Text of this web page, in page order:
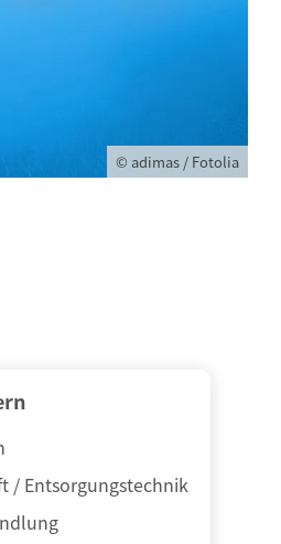
© adimas / Fotolia
/ Entsorgungstechnik